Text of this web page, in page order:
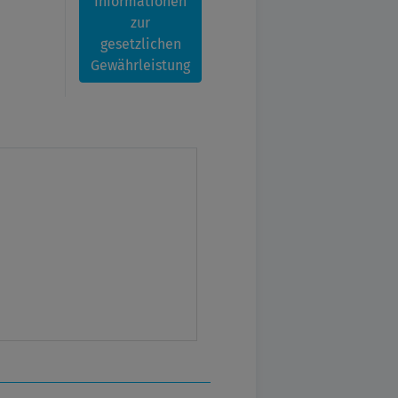
zur
gesetzlichen
Gewährleistung